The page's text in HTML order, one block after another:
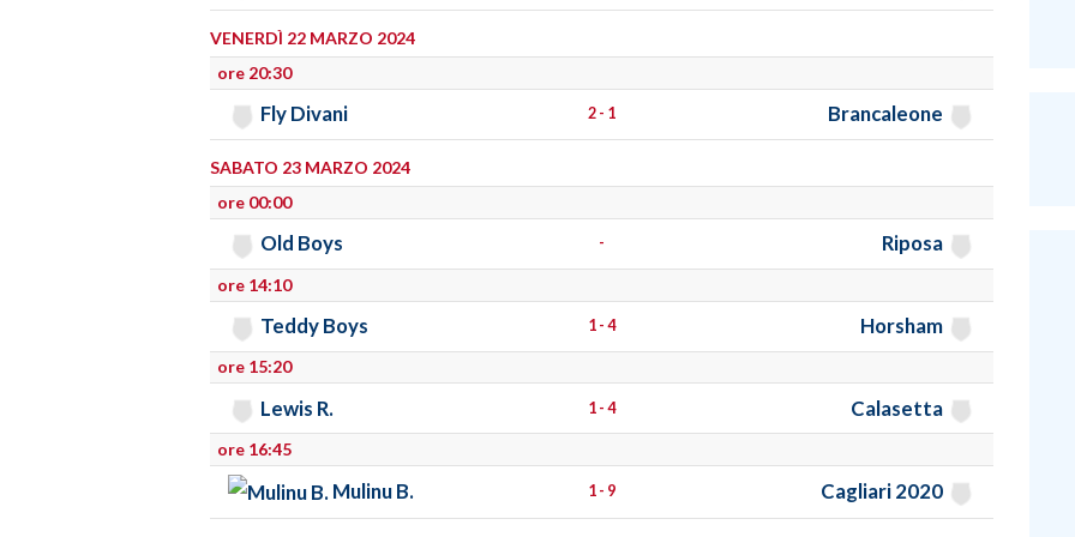
VENERDÌ 22 MARZO 2024
ore 20:30
Fly Divani 2 - 1 Brancaleone
SABATO 23 MARZO 2024
ore 00:00
Old Boys - Riposa
ore 14:10
Teddy Boys 1 - 4 Horsham
ore 15:20
Lewis R. 1 - 4 Calasetta
ore 16:45
Mulinu B. 1 - 9 Cagliari 2020